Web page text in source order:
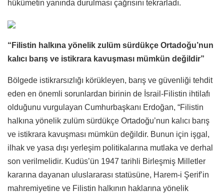
hükûmetin yanında durulması çağrısını tekrarladı.
“Filistin halkına yönelik zulüm sürdükçe Ortadoğu’nun
kalıcı barış ve istikrara kavuşması mümkün değildir”
Bölgede istikrarsızlığı körükleyen, barış ve güvenliği tehdit
eden en önemli sorunlardan birinin de İsrail-Filistin ihtilafı
olduğunu vurgulayan Cumhurbaşkanı Erdoğan, “Filistin
halkına yönelik zulüm sürdükçe Ortadoğu’nun kalıcı barış
ve istikrara kavuşması mümkün değildir. Bunun için işgal,
ilhak ve yasa dışı yerleşim politikalarına mutlaka ve derhal
son verilmelidir. Kudüs’ün 1947 tarihli Birleşmiş Milletler
kararına dayanan uluslararası statüsüne, Harem-i Şerif’in
mahremiyetine ve Filistin halkının haklarına yönelik